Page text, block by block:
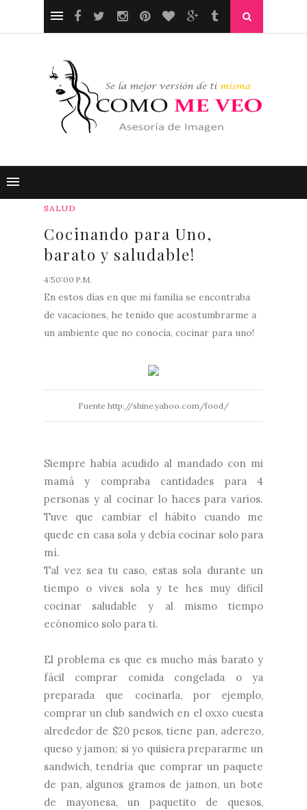
SALUD
Cocinando para Uno,
barato y saludable!
4:50:00 P.M.
En estos días en que mi familia se encontraba
de vacaciones, he tenido que acostumbrarme a
un ambiente que no conocía, cocinar para uno!
Fuente http://shine.yahoo.com/food/
Siempre habia acudido al mandado con mi
mamá y compraba cantidades para 4
personas y al cocinar lo haces para varios.
Tuve que cambiar el hábito cuando me
quede en casa sola y debía cocinar solo para
mí.
Tal vez sea tu caso, estas sola durante un
tiempo o vives sola y te hes muy dificil
cocinar saludable y al mismo tiempo
ecónomico solo para ti.
El problema es que es mucho más barato y
fácil comprar comida congelada o ya
preparada que cocinarla, por ejemplo,
comprar un club sandwich en el oxxo cuesta
alrededor de $20 pesos, tiene pan, aderezo,
queso y jamon; si yo quisiera prepararme un
sandwich, tendría que comprar un paquete
de pan, algunos gramos de jamon, un bote
de mayonesa, un paquetito de quesos,